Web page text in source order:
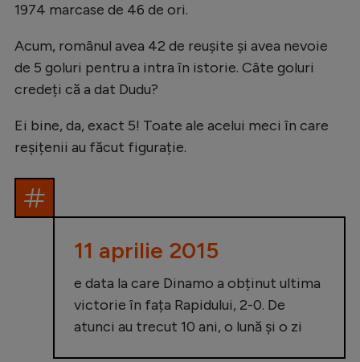
1974 marcase de 46 de ori.
Acum, românul avea 42 de reușite și avea nevoie
de 5 goluri pentru a intra în istorie. Câte goluri
credeți că a dat Dudu?
Ei bine, da, exact 5! Toate ale acelui meci în care
reșițenii au făcut figurație.
11 aprilie 2015
e data la care Dinamo a obținut ultima
victorie în fața Rapidului, 2-0. De
atunci au trecut 10 ani, o lună și o zi